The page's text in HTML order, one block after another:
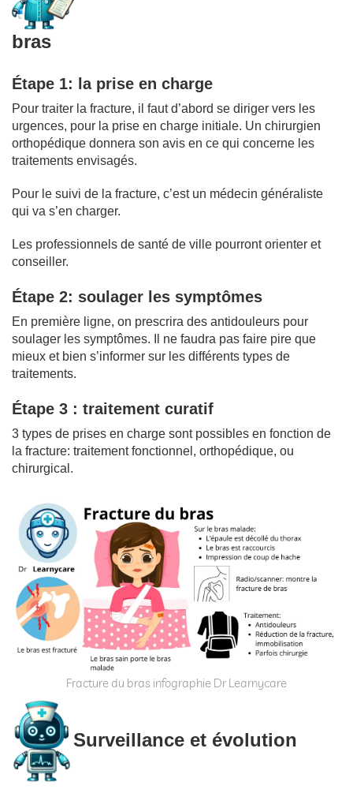
bras
Étape 1: la prise en charge
Pour traiter la fracture, il faut d’abord se diriger vers les
urgences, pour la prise en charge initiale. Un chirurgien
orthopédique donnera son avis en ce qui concerne les
traitements envisagés.
Pour le suivi de la fracture, c’est un médecin généraliste
qui va s’en charger.
Les professionnels de santé de ville pourront orienter et
conseiller.
Étape 2: soulager les symptômes
En première ligne, on prescrira des antidouleurs pour
soulager les symptômes. Il ne faudra pas faire pire que
mieux et bien s’informer sur les différents types de
traitements.
Étape 3 : traitement curatif
3 types de prises en charge sont possibles en fonction de
la fracture: traitement fonctionnel, orthopédique, ou
chirurgical.
Fracture du bras infographie Dr Learnycare
Surveillance et évolution